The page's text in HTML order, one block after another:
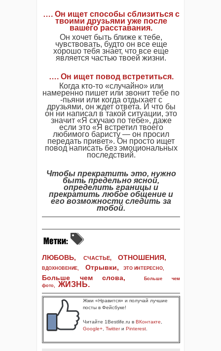
…. Он ищет способы сблизиться с
твоими друзьями уже после
вашего расставания.
Он хочет быть ближе к тебе,
чувствовать, будто он все еще
хорошо тебя знает, что все еще
является частью твоей жизни.
…. Он ищет повод встретиться.
Когда кто-то «случайно» или
намеренно пишет или звонит тебе по
-пьяни или когда отдыхает с
друзьями, он ждет ответа. И что бы
он ни написал в такой ситуации, это
значит «Я скучаю по тебе», даже
если это «Я встретил твоего
любимого баристу — он просил
передать привет».Он просто ищет
повод написать без эмоциональных
последствий.
Чтобы прекратить это, нужно
быть предельно ясной,
определить границы и
прекратить любое общение и
его возможности следить за
тобой.
ЛЮБОВЬ, СЧАСТЬЕ, ОТНОШЕНИЯ,
ВДОХНОВЕНИЕ, Отрывки, ЭТО ИНТЕРЕСНО,
Больше чем слова,
Больше чем
фото, ЖИЗНЬ.
Жми «Нравится» и получай лучшие
посты в Фейсбуке!
Читайте 1Bestlife.ru в ВКонтакте
Google+ Twitterи Pinterest